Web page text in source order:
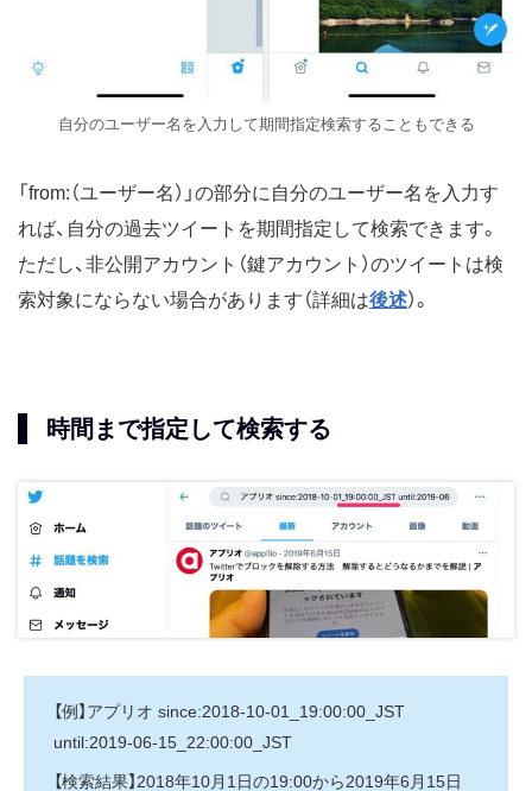
自分のユーザー名を入力して期間指定検索することもできる
「from:（ユーザー名）」の部分に自分のユーザー名を入力す
れば、自分の過去ツイートを期間指定して検索できます。
ただし、非公開アカウント（鍵アカウント）のツイートは検
索対象にならない場合があります（詳細は後述）。
時間まで指定して検索する
【例】アプリオ since:2018-10-01_19:00:00_JST
until:2019-06-15_22:00:00_JST
【検索結果】2018年10月1日の19:00から2019年6月15日